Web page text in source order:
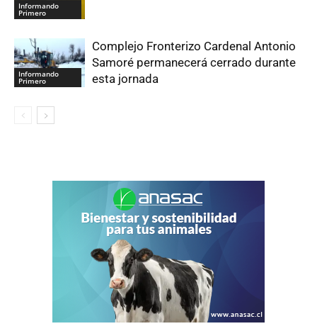
Informando
Primero
Informando
Primero
Complejo Fronterizo Cardenal Antonio
Samoré permanecerá cerrado durante
esta jornada